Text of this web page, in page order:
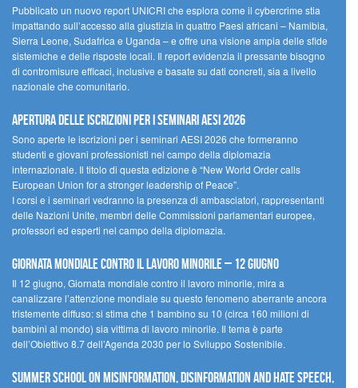
Pubblicato un nuovo report UNICRI che esplora come il cybercrime stia
impattando sull’accesso alla giustizia in quattro Paesi africani – Namibia,
Sierra Leone, Sudafrica e Uganda – e offre una visione ampia delle sfide
sistemiche e delle risposte locali. Il report evidenzia il pressante bisogno
di contromisure efficaci, inclusive e basate su dati concreti, sia a livello
nazionale che comunitario.
Apertura delle iscrizioni per i seminari AESI 2026
Sono aperte le iscrizioni per i seminari AESI 2026 che formeranno
studenti e giovani professionisti nel campo della diplomazia
internazionale. Il titolo di questa edizione è “New World Order calls
European Union for a stronger leadership of Peace”.
I corsi e i seminari vedranno la presenza di ambasciatori, rappresentanti
delle Nazioni Unite, membri delle Commissioni parlamentari europee,
professori ed esperti nel campo della diplomazia.
Giornata mondiale contro il lavoro minorile – 12 giugno
Il 12 giugno, Giornata mondiale contro il lavoro minorile, mira a
canalizzare l’attenzione mondiale su questo fenomeno aberrante ancora
tristemente diffuso: si stima che 1 bambino su 10 (circa 160 milioni di
bambini al mondo) sia vittima di lavoro minorile. Il tema è parte
dell’Obiettivo 8.7 dell’Agenda 2030 per lo Sviluppo Sostenibile.
Summer School on Misinformation, Disinformation and Hate Speech,